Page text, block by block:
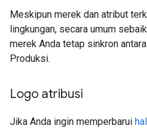
Meskipun merek dan atribut
lingkungan, secara umum
merek Anda tetap sinkron
Produksi.
Logo atribusi
Jika Anda ingin memperbarui